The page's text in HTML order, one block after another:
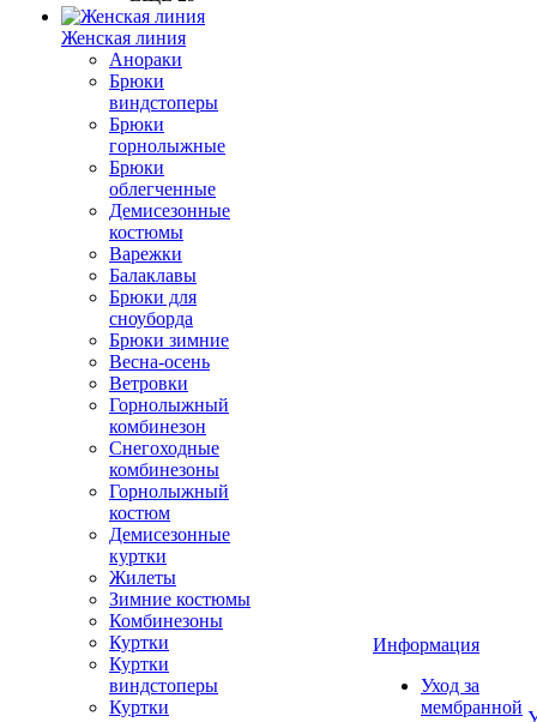
Женская линия
Анораки
Брюки
виндстоперы
Брюки
горнолыжные
Брюки
облегченные
Демисезонные
костюмы
Варежки
Балаклавы
Брюки для
сноуборда
Брюки зимние
Весна-осень
Ветровки
Горнолыжный
комбинезон
Снегоходные
комбинезоны
Горнолыжный
костюм
Демисезонные
куртки
Жилеты
Зимние костюмы
Комбинезоны
Куртки
Куртки
виндстоперы
Куртки
Информация
Уход за
мембранной